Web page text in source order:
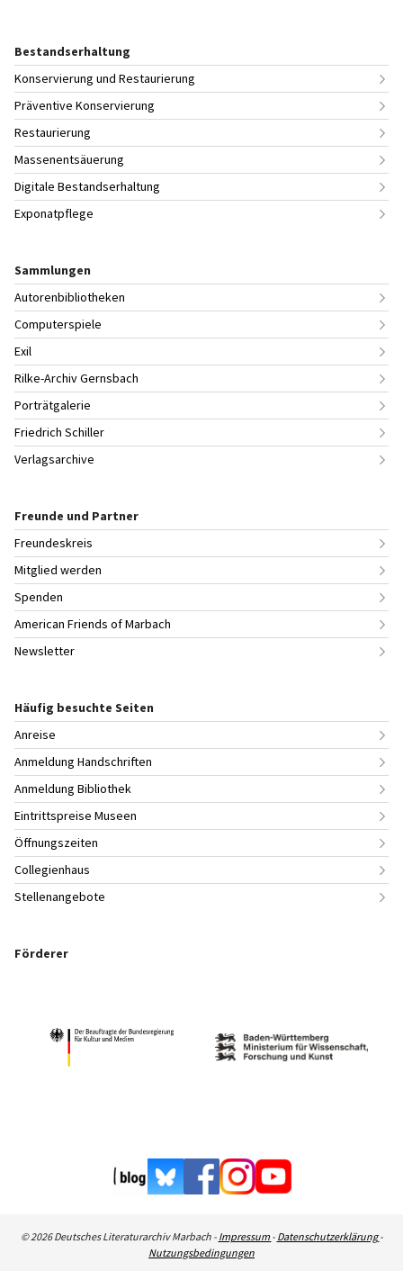
Bestandserhaltung
Konservierung und Restaurierung
Präventive Konservierung
Restaurierung
Massenentsäuerung
Digitale Bestandserhaltung
Exponatpflege
Sammlungen
Autorenbibliotheken
Computerspiele
Exil
Rilke-Archiv Gernsbach
Porträtgalerie
Friedrich Schiller
Verlagsarchive
Freunde und Partner
Freundeskreis
Mitglied werden
Spenden
American Friends of Marbach
Newsletter
Häufig besuchte Seiten
Anreise
Anmeldung Handschriften
Anmeldung Bibliothek
Eintrittspreise Museen
Öffnungszeiten
Collegienhaus
Stellenangebote
Förderer
© 2026 Deutsches Literaturarchiv Marbach - Impressum - Datenschutzerklärung-
Nutzungsbedingungen